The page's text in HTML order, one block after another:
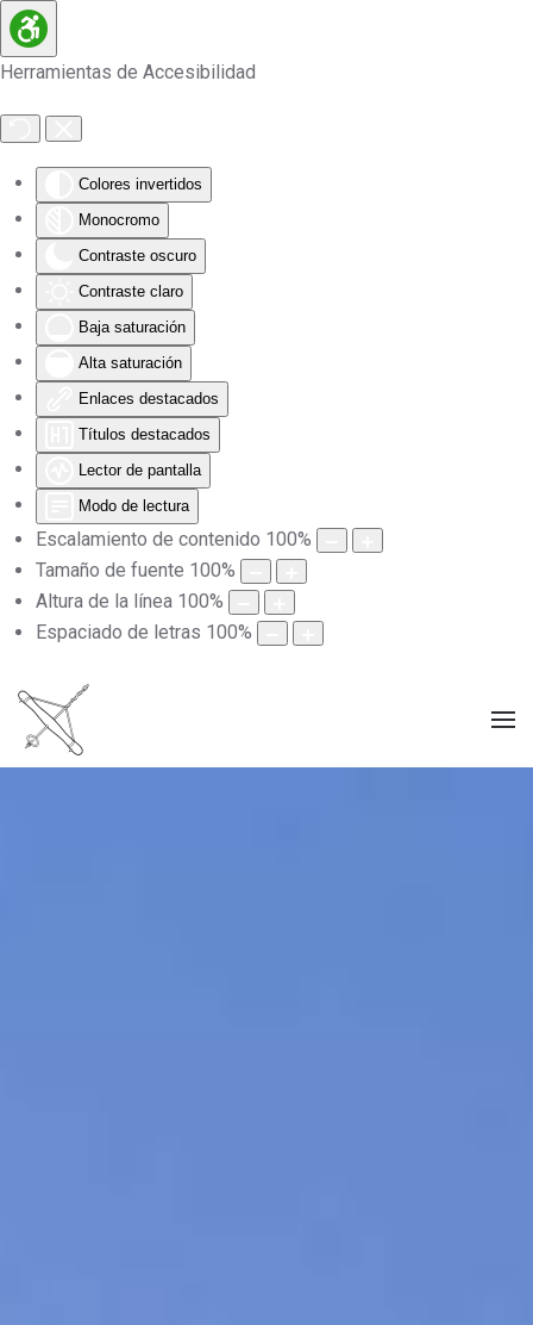
Herramientas de Accesibilidad
Colores invertidos
Monocromo
Contraste oscuro
Contraste claro
Baja saturación
Alta saturación
Enlaces destacados
Títulos destacados
Lector de pantalla
Modo de lectura
Escalamiento de contenido 100%
Tamaño de fuente 100%
Altura de la línea 100%
Espaciado de letras 100%
Skip to main content